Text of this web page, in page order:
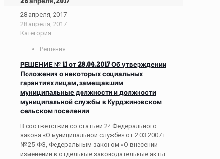
28 апреля, 2017
28 апреля, 2017
Категория
Решения
РЕШЕНИЕ № 11 от 28.04.2017 Об утверждении
Положения о некоторых социальных
гарантиях лицам, замещавшим
муниципальные должности и должности
муниципальной службы в Курджиновском
сельском поселении
В соответствии со статьей 24 Федерального
закона «О муниципальной службе» от 2.03.2007 г.
№ 25-ФЗ, Федеральным законом «О внесении
изменений в отдельные законодательные акты